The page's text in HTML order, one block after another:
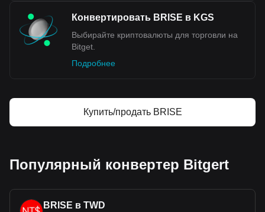
Конвертировать BRISE в KGS
Выбирайте криптовалюты для торговли на
Bitget.
Подробнее
Купить/продать BRISE
Популярный конвертер Bitgert
BRISE в TWD